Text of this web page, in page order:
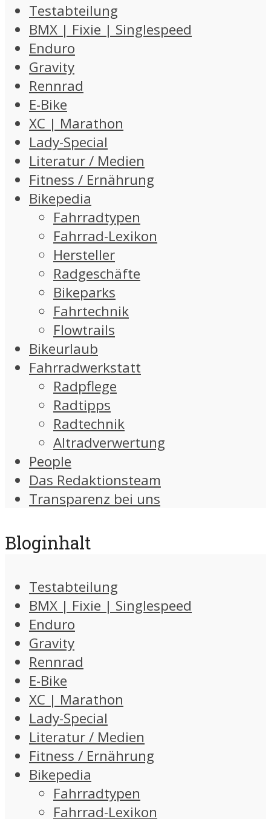
Testabteilung
BMX | Fixie | Singlespeed
Enduro
Gravity
Rennrad
E-Bike
XC | Marathon
Lady-Special
Literatur / Medien
Fitness / Ernährung
Bikepedia
Fahrradtypen
Fahrrad-Lexikon
Hersteller
Radgeschäfte
Bikeparks
Fahrtechnik
Flowtrails
Bikeurlaub
Fahrradwerkstatt
Radpflege
Radtipps
Radtechnik
Altradverwertung
People
Das Redaktionsteam
Transparenz bei uns
Bloginhalt
Testabteilung
BMX | Fixie | Singlespeed
Enduro
Gravity
Rennrad
E-Bike
XC | Marathon
Lady-Special
Literatur / Medien
Fitness / Ernährung
Bikepedia
Fahrradtypen
Fahrrad-Lexikon